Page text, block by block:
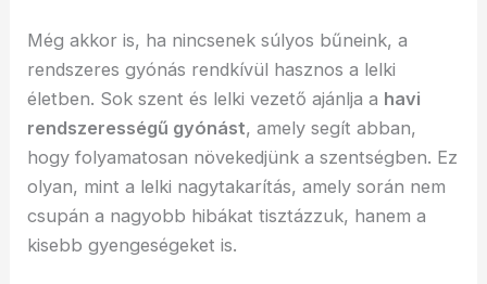
Még akkor is, ha nincsenek súlyos bűneink, a
rendszeres gyónás rendkívül hasznos a lelki
életben. Sok szent és lelki vezető ajánlja a havi
rendszerességű gyónást, amely segít abban,
hogy folyamatosan növekedjünk a szentségben. Ez
olyan, mint a lelki nagytakarítás, amely során nem
csupán a nagyobb hibákat tisztázzuk, hanem a
kisebb gyengeségeket is.